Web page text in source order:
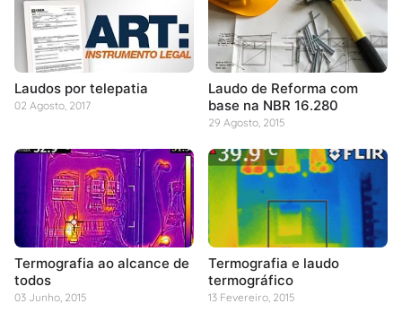
Laudos por telepatia
02 Agosto, 2017
Laudo de Reforma com
base na NBR 16.280
29 Agosto, 2015
Termografia ao alcance de
todos
03 Junho, 2015
Termografia e laudo
termográfico
13 Fevereiro, 2015